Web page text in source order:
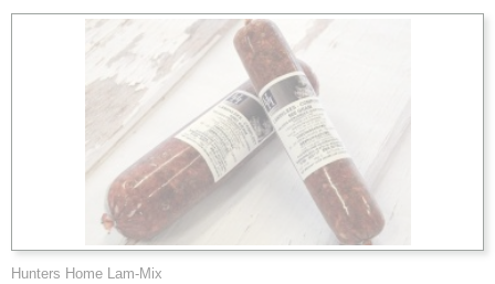
Hunters Home Lam-Mix